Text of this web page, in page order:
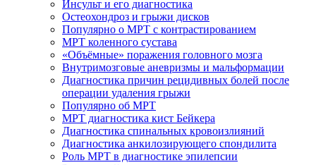
Инсульт и его диагностика
Остеохондроз и грыжи дисков
Популярно о МРТ с контрастированием
МРТ коленного сустава
«Объёмные» поражения головного мозга
Внутримозговые аневризмы и мальформации
Диагностика причин рецидивных болей после
операции удаления грыжи
Популярно об МРТ
МРТ диагностика кист Бейкера
Диагностика спинальных кровоизлияний
Диагностика анкилозирующего спондилита
Роль МРТ в диагностике эпилепсии